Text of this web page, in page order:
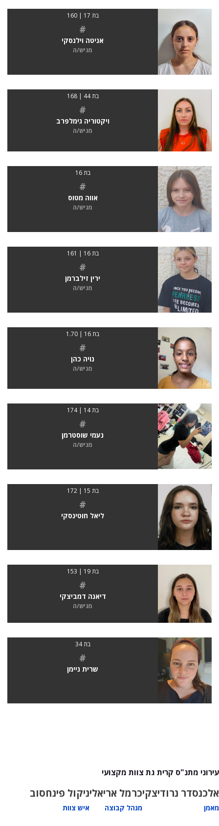
בת 17 | 160
#
אניטה וילנסקי
מגיש/ה
בת 44 | 168
#
ויקטוריה גימלפרב
מגיש/ה
בת 16
#
אווה מטוס
מגיש/ה
בת 16 | 161
#
ירין זילברמן
מגיש/ה
בת 16 | 1.70
#
נויה כהן
מגיש/ה
בת 14 | 174
#
נעמי שוסטרמן
מגיש/ה
בת 15 | 172
#
ליאל חוטינסקי
בת 19 | 153
#
דיאנה דמביצקי
מגיש/ה
בת 34
#
שרית ניימן
עירוני מתנ"ס קרית גת צוות מקצועי
אלכנסדר נרודיצקי
מאמן
כרמל אריאלי
מנהל קבוצה
ניקול פינחסוב
איש צוות